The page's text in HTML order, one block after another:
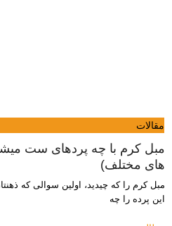
مقالات
مبل کرم با چه پردهای ست
های مختلف)
مبل کرم را که چیدید، اولین سوالی که
این پرده را چه